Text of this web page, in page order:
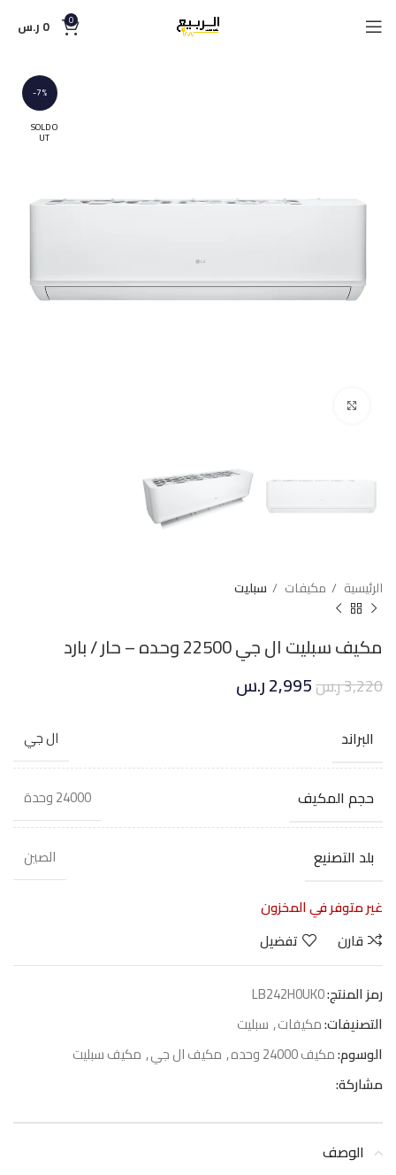
0
0 ر.س
-7%
SOLD O
UT
الرئيسية مكيفات سبليت
مكيف سبليت ال جي 22500 وحده – حار / بارد
3,220ر.س2,995ر.س
البراند ال جي
حجم المكيف 24000 وحدة
بلد التصنيع
الصين
غير متوفر في المخزون
قارن
تفضيل
رمز المنتج:LB242H0UK0
التصنيفات:مكيفات, سبليت
الوسوم:مكيف 24000 وحده , مكيف ال جي, مكيف سبليت
مشاركة:
الوصف